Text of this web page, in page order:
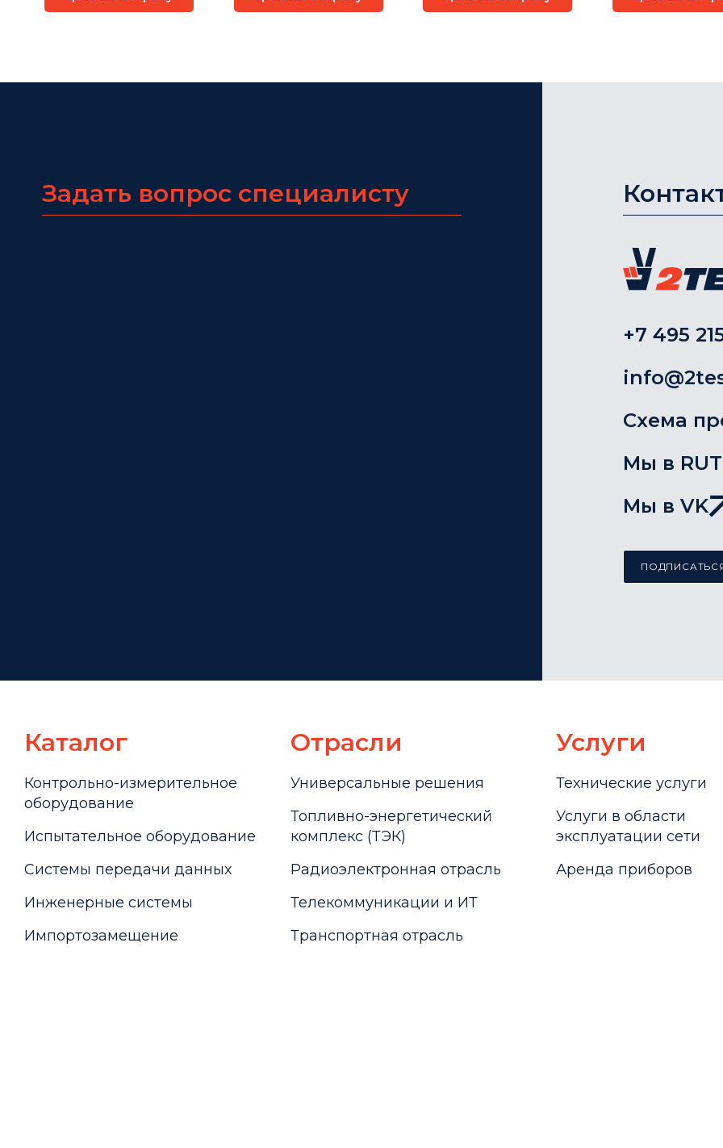
Задать вопрос специалисту
+7 495
Схема
Мы в
Мы в VK
Каталог
Контрольно-измерительное
оборудование
Испытательное оборудование
Системы передачи данных
Инженерные системы
Импортозамещение
Отрасли
Универсальные решения
Топливно-энергетический
комплекс (ТЭК)
Радиоэлектронная отрасль
Телекоммуникации и ИТ
Транспортная отрасль
Услуги
Технические услуги
Услуги в области
эксплуатации сети
Аренда приборов